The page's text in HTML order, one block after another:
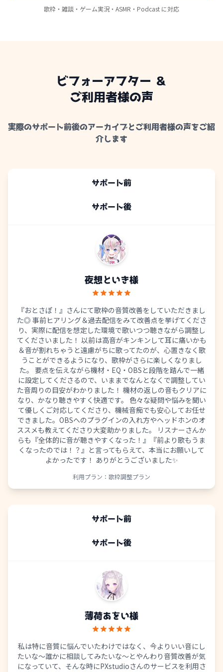
歌枠・雑談・ゲーム実況・ASMR・Podcast に対応
ビフォーアフター ＆
ご利用者様の声
実際のサポート前後のアーカイブとご利用者様の声をご紹
介します
サポート前
サポート後
夜想といき様
『おとさぽ！』さんにて歌枠の音質改善をしていただきまし
た◎ 事前ヒアリング＆過去配信をみて改善点を挙げてくださ
り、実際に配信を想定した環境で歌いつつ聴きながら調整し
てくださいました！ 以前は高音がキンキンして耳に痛いかも
＆音が割れちゃうと遠慮がちに歌ってたのが、心置きなく歌
うことができるようになり、歌枠がさらに楽しくなりまし
た。 要点を伝えながら機材・EQ・OBSと段階を踏んで一緒
に設定してくださるので、いままでなんとなくで調整してい
た音周りの目安がわかりました！ 機材の返しの音もクリアに
なり、かなり聴きやすく快適です。 色々な疑問や悩みを聞い
て優しくご対応してくださり、機械音痴でも安心してお任せ
できました。OBSへのプラグインの入れ方やヘッドホンのオ
ススメも教えてくださり大変助かりました。 リスナーさんか
らも『全体的に音が聴きやすくなった！』『前より歌もうま
くなったのでは！？』と言ってもらえて、本当にお願いして
よかったです！ ありがとうございました✨
利用プラン： 歌枠調整プラン
サポート前
サポート後
薄荷あをい様
私は特に音質に悩んでいたわけではなく、今よりいい音にし
たいな～誰かに相談してみたいな～とやんわり音質改善が気
になっていて、そんな時にPXstudioさんのサービスを利用さ